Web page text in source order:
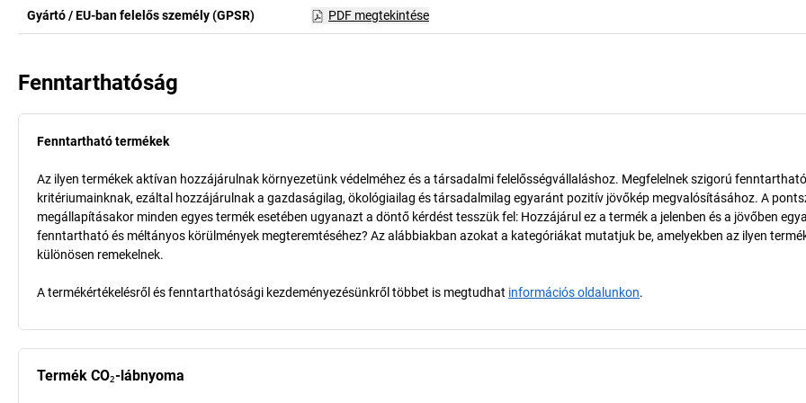
Gyártó / EU-ban felelős személy (GPSR) PDF megtekintése
Fenntarthatóság
Fenntartható termékek
Az ilyen termékek aktívan hozzájárulnak környezetünk védelméhez és a társadalmi felelősségvállaláshoz. Megfelelnek szigorú
kritériumainknak, ezáltal hozzájárulnak a gazdaságilag, ökológiailag és társadalmilag egyaránt pozitív jövőkép megvalósításához. A
megállapításakor minden egyes termék esetében ugyanazt a döntő kérdést tesszük fel: Hozzájárul ez a termék a jelenben és a jövőben
fenntartható és méltányos körülmények megteremtéséhez? Az alábbiakban azokat a kategóriákat mutatjuk be, amelyekben az ilyen
különösen remekelnek.
A termékértékelésről és fenntarthatósági kezdeményezésünkről többet is megtudhat információs oldalunkon.
Termék CO₂-lábnyoma